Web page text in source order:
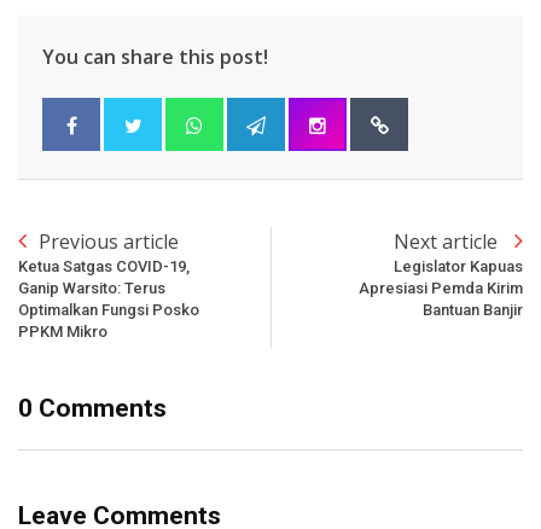
You can share this post!
Previous article
Ketua Satgas COVID-19,
Ganip Warsito: Terus
Optimalkan Fungsi Posko
PPKM Mikro
Next article
Legislator Kapuas
Apresiasi Pemda Kirim
Bantuan Banjir
0 Comments
Leave Comments